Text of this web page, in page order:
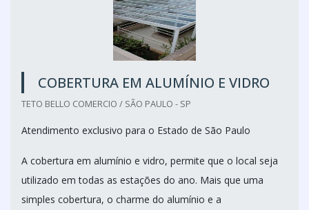
COBERTURA EM ALUMÍNIO E VIDRO
TETO BELLO COMERCIO / SÃO PAULO - SP
Atendimento exclusivo para o Estado de São Paulo
A cobertura em alumínio e vidro, permite que o local seja
utilizado em todas as estações do ano. Mais que uma
simples cobertura, o charme do alumínio e a